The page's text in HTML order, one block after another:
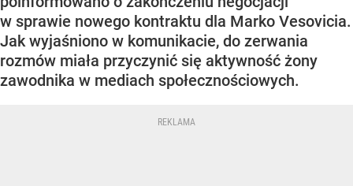
w sprawie nowego kontraktu dla Marko Vesovicia.
Jak wyjaśniono w komunikacie, do zerwania
rozmów miała przyczynić się aktywność żony
zawodnika w mediach społecznościowych.